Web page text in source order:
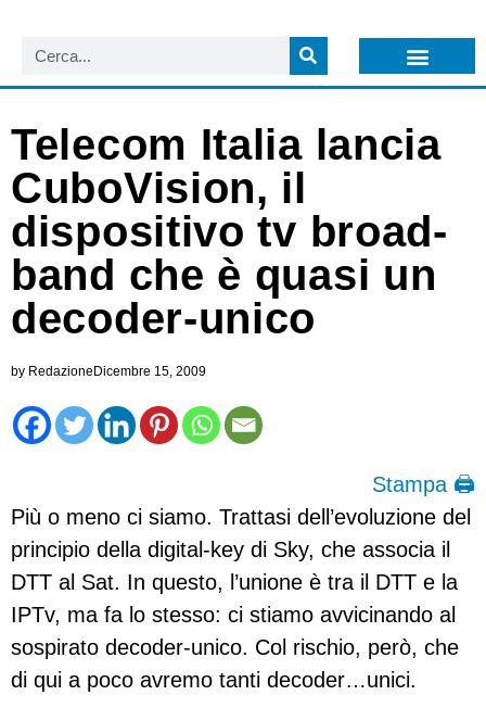
Telecom Italia lancia
CuboVision, il
dispositivo tv broad-
band che è quasi un
decoder-unico
by Redazione Dicembre 15, 2009
Stampa 🖨
Più o meno ci siamo. Trattasi dell’evoluzione del
principio della digital-key di Sky, che associa il
DTT al Sat. In questo, l’unione è tra il DTT e la
IPTv, ma fa lo stesso: ci stiamo avvicinando al
sospirato decoder-unico. Col rischio, però, che
di qui a poco avremo tanti decoder…unici.